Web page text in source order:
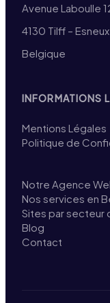
Avenue Laboulle
4130 Tilff –
Belgique
INFORMATIONS
Mentions Légales
Politique de
Notre Agence
Nos services en
Sites par secteur
Blog
Contact